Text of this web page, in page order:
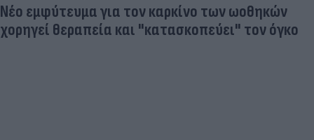
Νέο εμφύτευμα για τον καρκίνο των ωοθηκών
χορηγεί θεραπεία και "κατασκοπεύει" τον όγκο